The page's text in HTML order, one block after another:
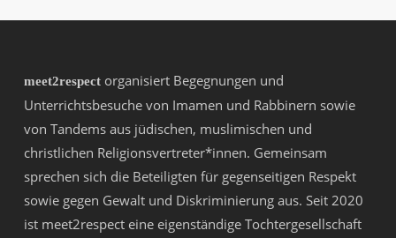
meet2respectorganisiert Begegnungen und
Unterrichtsbesuche von Imamen und Rabbinern sowie
von Tandems aus jüdischen, muslimischen und
christlichen Religionsvertreter*innen. Gemeinsam
sprechen sich die Beteiligten für gegenseitigen Respekt
sowie gegen Gewalt und Diskriminierung aus. Seit 2020
ist meet2respect eine eigenständige Tochtergesellschaft